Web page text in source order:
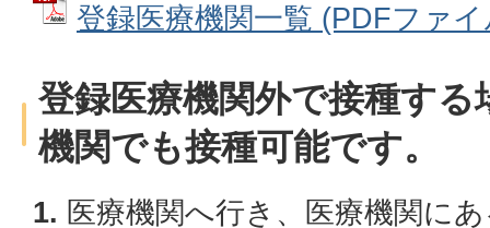
登録医療機関一覧 (PDFファ
登録医療機関外で接種す
機関でも接種可能です。
1. 医療機関へ行き、医療機関に